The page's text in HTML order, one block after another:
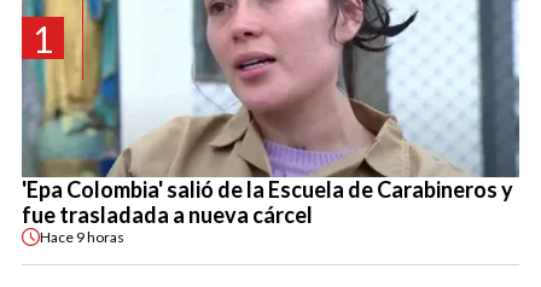
1
'Epa Colombia' salió de la Escuela de Carabineros y
fue trasladada a nueva cárcel
Hace 9 horas